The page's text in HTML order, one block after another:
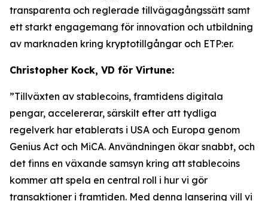
transparenta och reglerade tillvägagångssätt samt
ett starkt engagemang för innovation och utbildning
av marknaden kring kryptotillgångar och ETP:er.
Christopher Kock, VD för Virtune:
”Tillväxten av stablecoins, framtidens digitala
pengar, accelererar, särskilt efter att tydliga
regelverk har etablerats i USA och Europa genom
Genius Act och MiCA. Användningen ökar snabbt, och
det finns en växande samsyn kring att stablecoins
kommer att spela en central roll i hur vi gör
transaktioner i framtiden. Med denna lansering vill vi